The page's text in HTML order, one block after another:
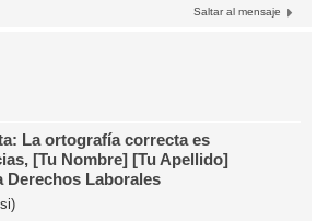
Saltar al mensaje
La ortografía correcta es
[Tu Nombre] [Tu Apellido]
Derechos Laborales